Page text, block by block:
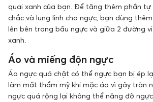
quai xanh của bạn. Để tăng thêm phần tự
chắc và lung linh cho ngực, bạn dùng
lên bên trong bầu ngực và giữa 2 đường
xanh.
Áo và miếng độn ngực
Áo ngực quá chật có thể ngực bạn bị ép
làm mất thẩm mỹ khi mặc áo vì gây tràn
ngực quá rộng lại không thể nâng đỡ